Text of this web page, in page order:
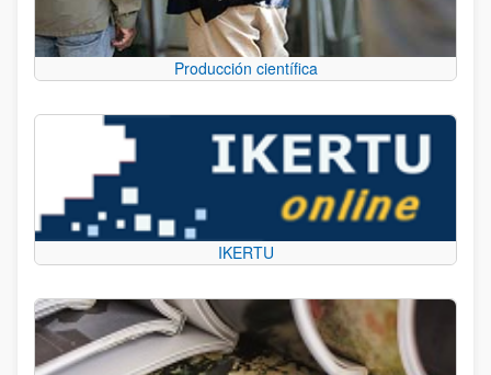
Producción científica
IKERTU